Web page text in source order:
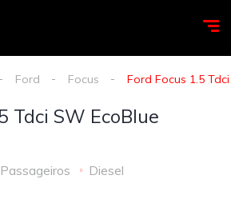
Ford Focus Ford Focus 1.5
Tdci SW EcoBlue
Diesel